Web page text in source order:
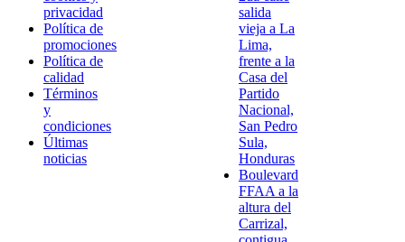
privacidad
Política de
promociones
Política de
calidad
Términos
y
condiciones
Últimas
noticias
salida
vieja a La
Lima,
frente a la
Casa del
Partido
Nacional,
San Pedro
Sula,
Honduras
Boulevard
FFAA a la
altura del
Carrizal,